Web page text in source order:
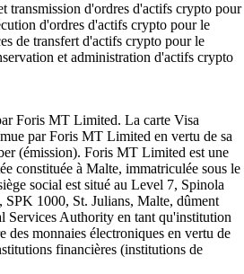
transmission d'ordres d'actifs crypto pour
d'ordres d'actifs crypto pour le
de transfert d'actifs crypto pour le
et administration d'actifs crypto
Foris MT Limited. La carte Visa
par Foris MT Limited en vertu de sa
(émission). Foris MT Limited est une
constituée à Malte, immatriculée sous le
social est situé au Level 7, Spinola
1000, St. Julians, Malte, dûment
Services Authority en tant qu'institution
des monnaies électroniques en vertu de
financières (institutions de